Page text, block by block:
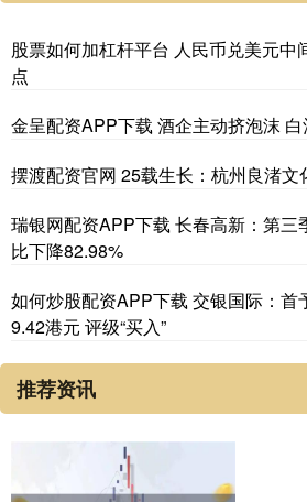
股票如何加杠杆平台 人民币兑美元中
点
金呈配资APP下载 酒企主动挤泡沫
摆渡配资官网 25载生长：杭州良渚
瑞银网配资APP下载 长春高新：第三
比下降82.98%
如何炒股配资APP下载 交银国际：首
9.42港元 评级“买入”
推荐资讯